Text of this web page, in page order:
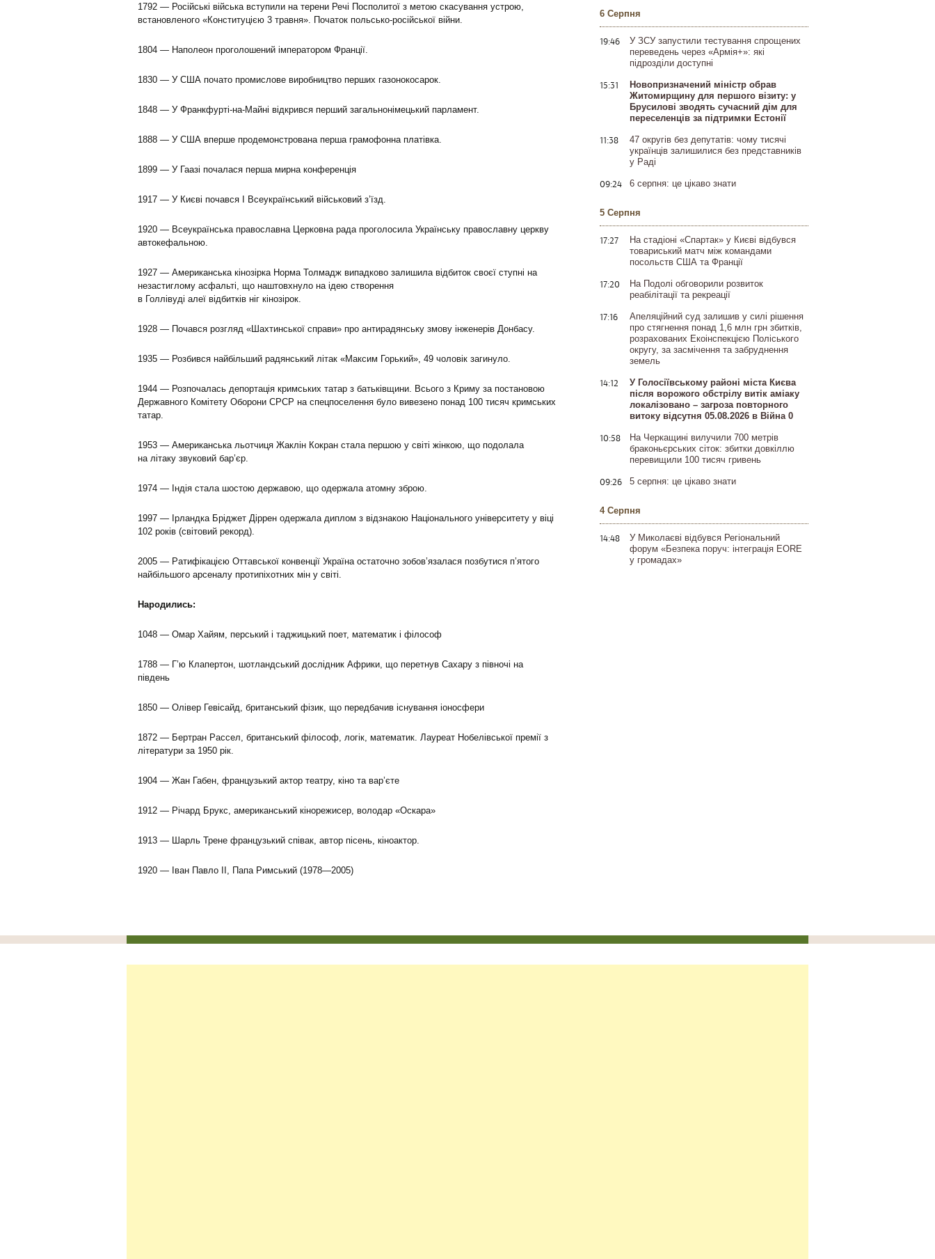
1792 — Російські війська вступили на терени Речі Посполитої з метою скасування устрою,
встановленого «Конституцією 3 травня». Початок польсько-російської війни.
1804 — Наполеон проголошений імператором Франції.
1830 — У США почато промислове виробництво перших газонокосарок.
1848 — У Франкфурті-на-Майні відкрився перший загальнонімецький парламент.
1888 — У США вперше продемонстрована перша грамофонна платівка.
1899 — У Гаазі почалася перша мирна конференція
1917 — У Києві почався I Всеукраїнський військовий з’їзд.
1920 — Всеукраїнська православна Церковна рада проголосила Українську православну церкву
автокефальною.
1927 — Американська кінозірка Норма Толмадж випадково залишила відбиток своєї ступні на
незастиглому асфальті, що наштовхнуло на ідею створення
в Голлівуді алеї відбитків ніг кінозірок.
1928 — Почався розгляд «Шахтинської справи» про антирадянську змову інженерів Донбасу.
1935 — Розбився найбільший радянський літак «Максим Горький», 49 чоловік загинуло.
1944 — Розпочалась депортація кримських татар з батьківщини. Всього з Криму за постановою
Державного Комітету Оборони СРСР на спецпоселення було вивезено понад 100 тисяч кримських
татар.
1953 — Американська льотчиця Жаклін Кокран стала першою у світі жінкою, що подолала
на літаку звуковий бар’єр.
1974 — Індія стала шостою державою, що одержала атомну зброю.
1997 — Ірландка Бріджет Діррен одержала диплом з відзнакою Національного університету у віці
102 років (світовий рекорд).
2005 — Ратифікацією Оттавської конвенції Україна остаточно зобов’язалася позбутися п’ятого
найбільшого арсеналу протипіхотних мін у світі.
Народились:
1048 — Омар Хайям, перський і таджицький поет, математик і філософ
1788 — Г’ю Клапертон, шотландський дослідник Африки, що перетнув Сахару з півночі на
південь
1850 — Олівер Гевісайд, британський фізик, що передбачив існування іоносфери
1872 — Бертран Рассел, британський філософ, логік, математик. Лауреат Нобелівської премії з
літератури за 1950 рік.
1904 — Жан Габен, французький актор театру, кіно та вар’єте
1912 — Річард Брукс, американський кінорежисер, володар «Оскара»
1913 — Шарль Трене французький співак, автор пісень, кіноактор.
1920 — Іван Павло II, Папа Римський (1978—2005)
6 Серпня
19:46
У ЗСУ запустили тестування спрощених
переведень через «Армія+»: які
підрозділи доступні
15:31
Новопризначений міністр обрав
Житомирщину для першого візиту: у
Брусилові зводять сучасний дім для
переселенців за підтримки Естонії
11:38
47 округів без депутатів: чому тисячі
українців залишилися без представників
у Раді
09:24 6 серпня: це цікаво знати
5 Серпня
17:27
На стадіоні «Спартак» у Києві відбувся
товариський матч між командами
посольств США та Франції
17:20
На Подолі обговорили розвиток
реабілітації та рекреації
17:16
Апеляційний суд залишив у силі рішення
про стягнення понад 1,6 млн грн збитків,
розрахованих Екоінспекцією Поліського
округу, за засмічення та забруднення
земель
14:12
У Голосіївському районі міста Києва
після ворожого обстрілу витік аміаку
локалізовано – загроза повторного
витоку відсутня 05.08.2026 в Війна 0
10:58
На Черкащині вилучили 700 метрів
браконьєрських сіток: збитки довкіллю
перевищили 100 тисяч гривень
09:26 5 серпня: це цікаво знати
4 Серпня
14:48
У Миколаєві відбувся Регіональний
форум «Безпека поруч: інтеграція EORE
у громадах»